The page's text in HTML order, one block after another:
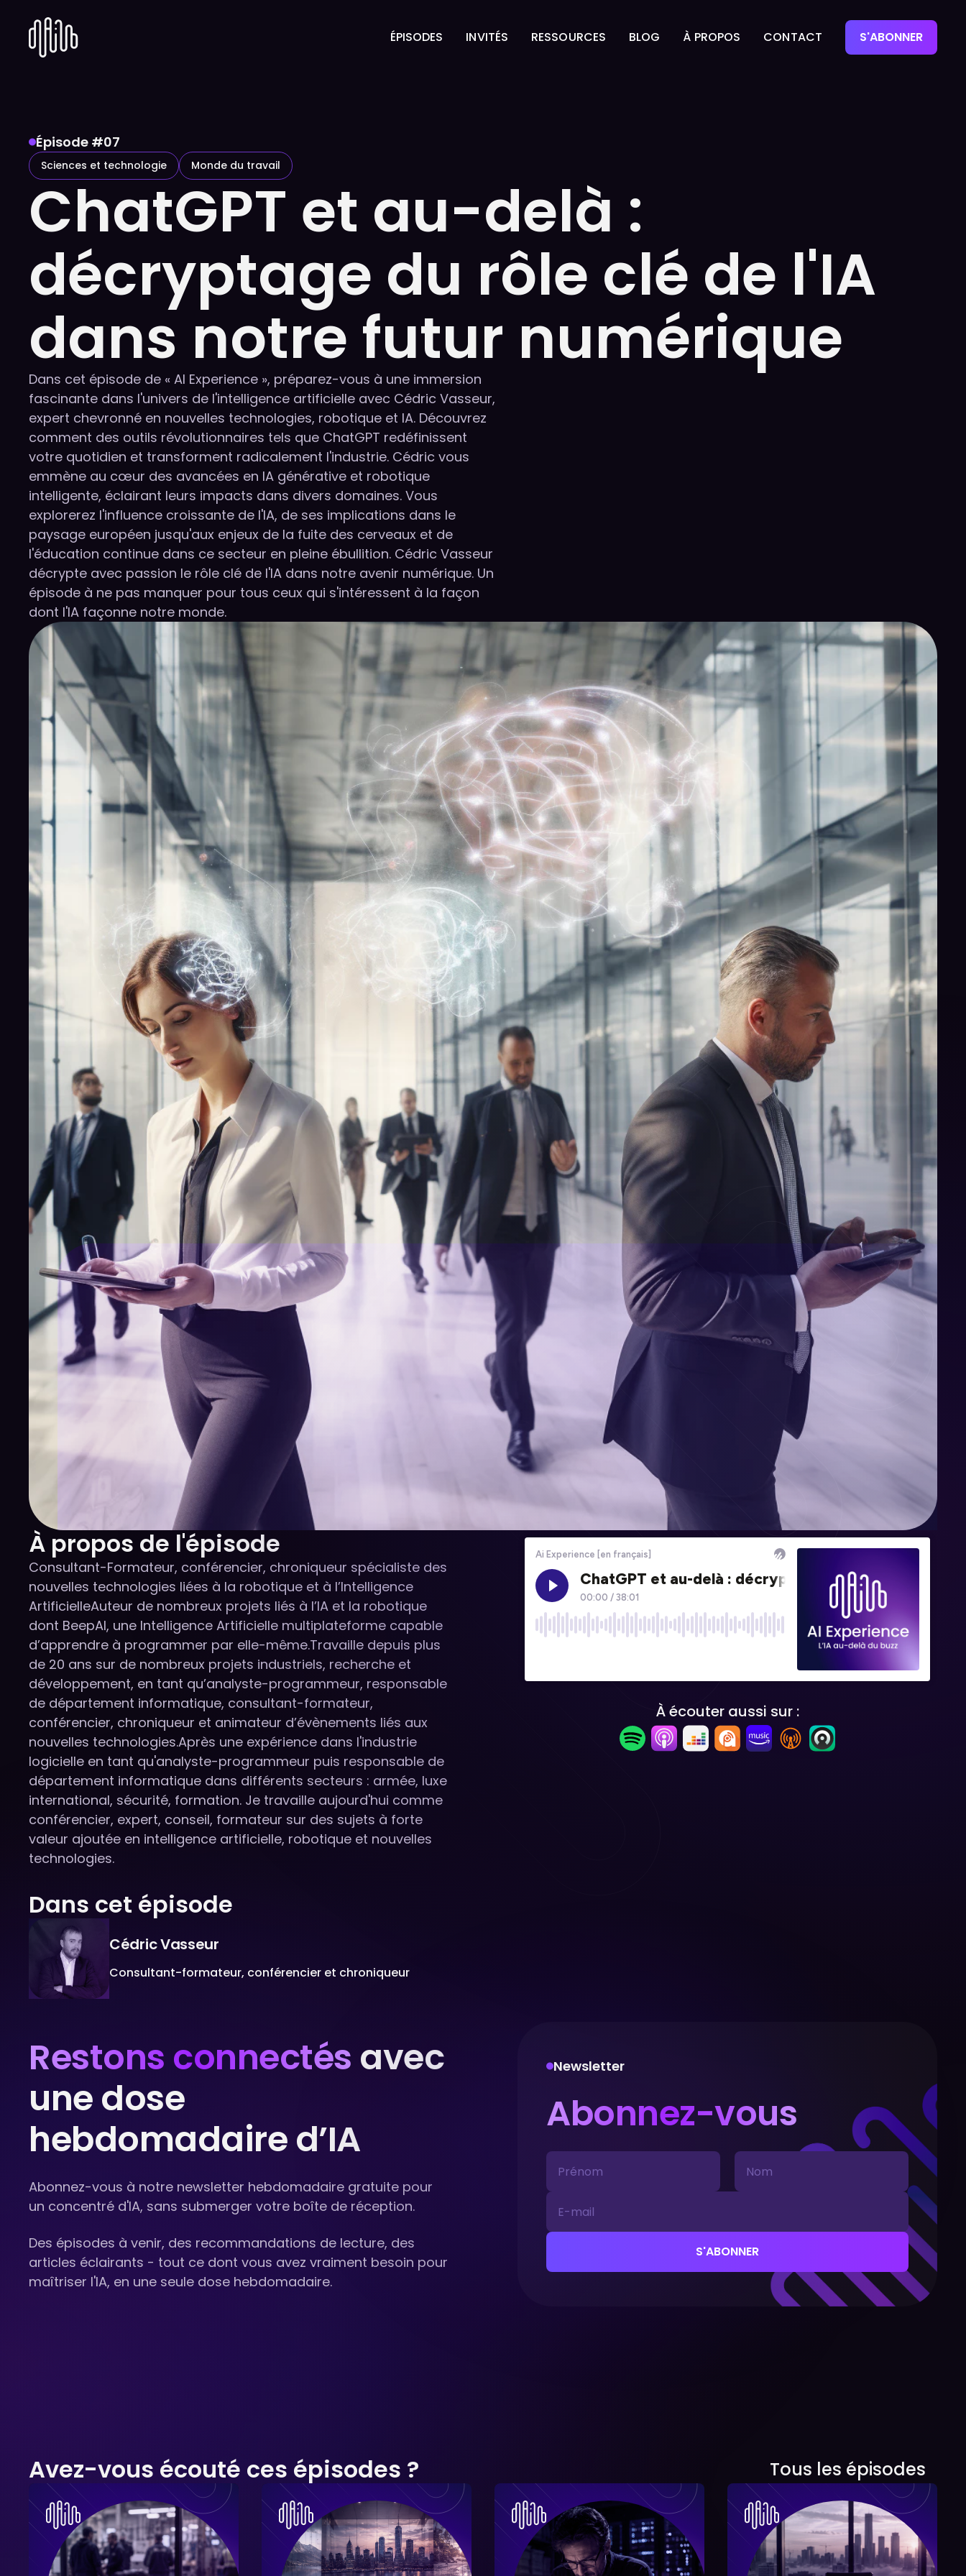
ÉPISODES
INVITÉS
RESSOURCES
BLOG
À PROPOS
CONTACT
S'ABONNER
Épisode #07
Sciences et technologie Monde du travail
ChatGPT et au-delà :
décryptage du rôle clé de l'IA
dans notre futur numérique
Dans cet épisode de « AI Experience », préparez-vous à une immersion
fascinante dans l'univers de l'intelligence artificielle avec Cédric Vasseur,
expert chevronné en nouvelles technologies, robotique et IA. Découvrez
comment des outils révolutionnaires tels que ChatGPT redéfinissent
votre quotidien et transforment radicalement l'industrie. Cédric vous
emmène au cœur des avancées en IA générative et robotique
intelligente, éclairant leurs impacts dans divers domaines. Vous
explorerez l'influence croissante de l'IA, de ses implications dans le
paysage européen jusqu'aux enjeux de la fuite des cerveaux et de
l'éducation continue dans ce secteur en pleine ébullition. Cédric Vasseur
décrypte avec passion le rôle clé de l'IA dans notre avenir numérique. Un
épisode à ne pas manquer pour tous ceux qui s'intéressent à la façon
dont l'IA façonne notre monde.
À propos de l'épisode
Consultant-Formateur, conférencier, chroniqueur spécialiste des
nouvelles technologies liées à la robotique et à l’Intelligence
ArtificielleAuteur de nombreux projets liés à l’IA et la robotique
dont BeepAI, une Intelligence Artificielle multiplateforme capable
d’apprendre à programmer par elle-même.Travaille depuis plus
de 20 ans sur de nombreux projets industriels, recherche et
développement, en tant qu’analyste-programmeur, responsable
de département informatique, consultant-formateur,
conférencier, chroniqueur et animateur d’évènements liés aux
nouvelles technologies.Après une expérience dans l'industrie
logicielle en tant qu'analyste-programmeur puis responsable de
département informatique dans différents secteurs : armée, luxe
international, sécurité, formation. Je travaille aujourd'hui comme
conférencier, expert, conseil, formateur sur des sujets à forte
valeur ajoutée en intelligence artificielle, robotique et nouvelles
technologies.
Dans cet épisode
Cédric Vasseur
Consultant-formateur, conférencier et chroniqueur
À écouter aussi sur :
Restons connectés avec
une dose
hebdomadaire d’IA
Abonnez-vous à notre newsletter hebdomadaire gratuite pour
un concentré d'IA, sans submerger votre boîte de réception.
Des épisodes à venir, des recommandations de lecture, des
articles éclairants - tout ce dont vous avez vraiment besoin pour
maîtriser l'IA, en une seule dose hebdomadaire.
Newsletter
Abonnez-vous
Avez-vous écouté ces épisodes ?
Tous les épisodes
Tous les épisodes